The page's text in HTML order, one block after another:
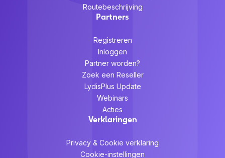
Routebeschrijving
Partners
Registreren
Inloggen
Partner worden?
Zoek een Reseller
LydisPlus Update
Webinars
Acties
Verklaringen
Privacy & Cookie verklaring
Cookie-instellingen